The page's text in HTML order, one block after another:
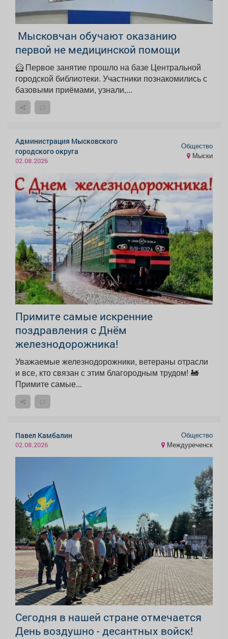
Мысковчан обучают оказанию
первой не медицинской помощи
🦸 Первое занятие прошло на базе Центральной
городской библиотеки. Участники познакомились с
базовыми приёмами, узнали,...
Администрация Мысковского
городского округа
02.08.2026
Общество
Мыски
Примите самые искренние
поздравления с Днём
железнодорожника!
Уважаемые железнодорожники, ветераны отрасли
и все, кто связан с этим благородным трудом! 🚂
Примите самые...
Павел Камбалин
02.08.2026
Общество
Междуреченск
Сегодня в нашей стране отмечается
День воздушно - десантных войск!